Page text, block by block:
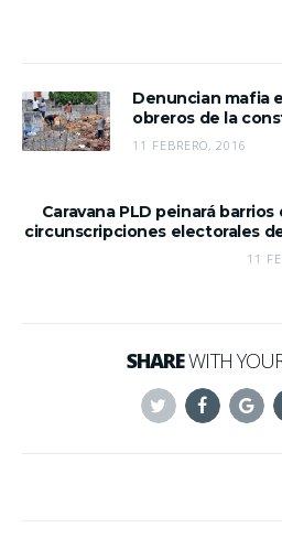
Denuncian mafia
obreros de la
11 FEBRERO, 2016
Caravana PLD peinará barrios
circunscripciones electorales
11
SHAREWITH